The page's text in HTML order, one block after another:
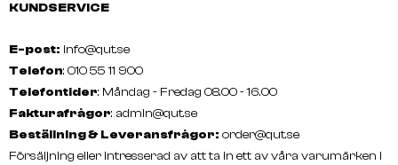
KUNDSERVICE
E-post: info@qut.se
Telefon: 010 55 11 900
Telefontider: Måndag - Fredag 08.00 - 16.00
Fakturafrågor: admin@qut.se
Beställning & Leveransfrågor: order@qut.se
Försäljning eller intresserad av att ta in ett av våra varumärken i